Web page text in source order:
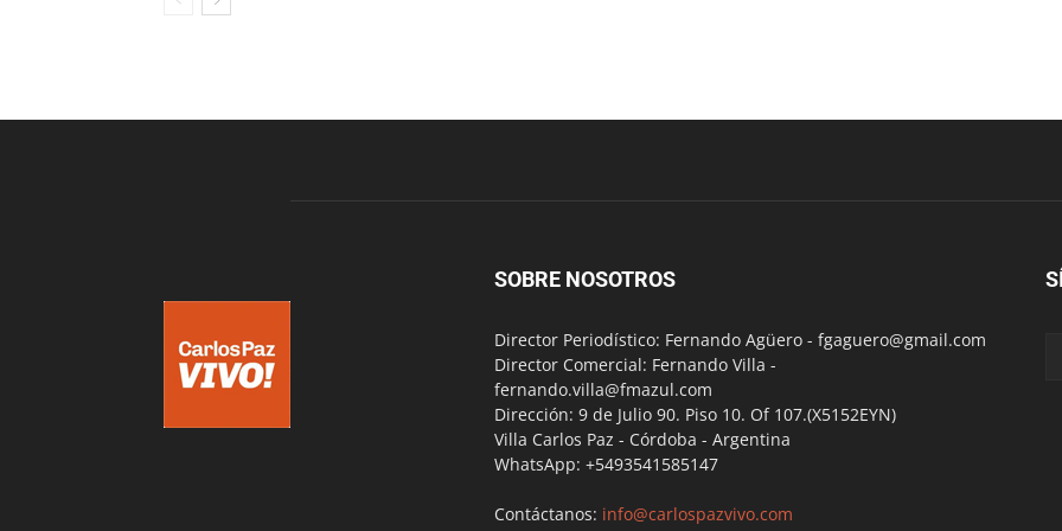
SOBRE NOSOTROS
Director Periodístico: Fernando Agüero - fgaguero@gmail.com
Director Comercial: Fernando Villa -
fernando.villa@fmazul.com
Dirección: 9 de Julio 90. Piso 10. Of 107.(X5152EYN)
Villa Carlos Paz - Córdoba - Argentina
WhatsApp: +5493541585147
Contáctanos: info@carlospazvivo.com